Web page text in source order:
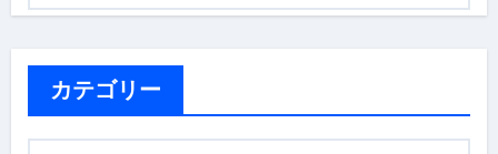
カテゴリー